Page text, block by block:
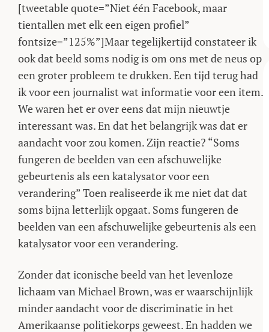
[tweetable quote=”Niet één Facebook, maar
tientallen met elk een eigen profiel”
fontsize=”125%”]Maar tegelijkertijd constateer ik
ook dat beeld soms nodig is om ons met de neus op
een groter probleem te drukken. Een tijd terug had
ik voor een journalist wat informatie voor een item.
We waren het er over eens dat mijn nieuwtje
interessant was. En dat het belangrijk was dat er
aandacht voor zou komen. Zijn reactie? “Soms
fungeren de beelden van een afschuwelijke
gebeurtenis als een katalysator voor een
verandering” Toen realiseerde ik me niet dat dat
soms bijna letterlijk opgaat. Soms fungeren de
beelden van een afschuwelijke gebeurtenis als een
katalysator voor een verandering.
Zonder dat iconische beeld van het levenloze
lichaam van Michael Brown, was er waarschijnlijk
minder aandacht voor de discriminatie in het
Amerikaanse politiekorps geweest. En hadden we